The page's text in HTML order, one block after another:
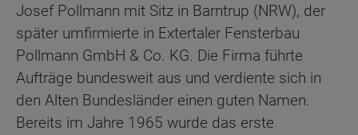
Josef Pollmann mit Sitz in Barntrup (NRW), der
später umfirmierte in Extertaler Fensterbau
Pollmann GmbH & Co. KG. Die Firma führte
Aufträge bundesweit aus und verdiente sich in
den Alten Bundesländer einen guten Namen.
Bereits im Jahre 1965 wurde das erste